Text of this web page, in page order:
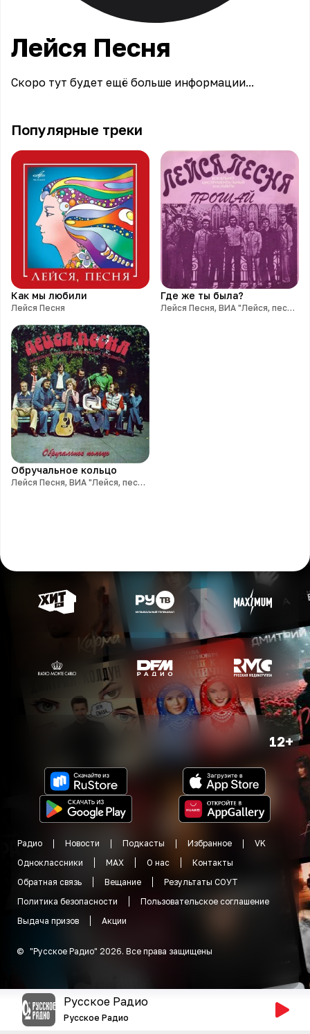
Лейся Песня
Скоро тут будет ещё больше информации...
Популярные треки
Как мы любили
Лейся Песня
Где же ты была?
Лейся Песня, ВИА "Лейся, песня International"
Обручальное кольцо
Лейся Песня, ВИА "Лейся, песня International"
12+
Радио Новости Подкасты Избранное
VK
Одноклассники
MAX О нас
Контакты
Обратная связь
Вещание
Результаты СОУТ
Политика безопасности
Пользовательское соглашение
Выдача призов
Акции
© "Русское Радио" 2026. Все права защищены
Русское Радио
Русское Радио